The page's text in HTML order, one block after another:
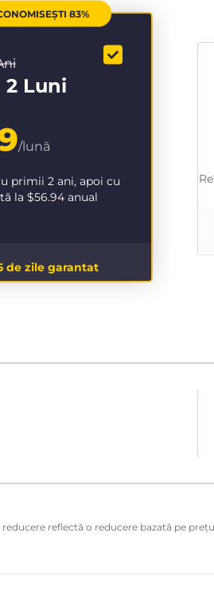
83%
2 Luni
/lună
primii 2 ani, apoi cu
la $56.94anual
de zile garantat
reflectă o reducere bazată pe